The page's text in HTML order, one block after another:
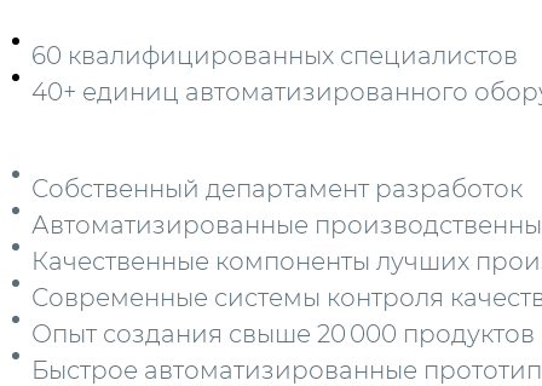
60 квалифицированных специалистов
40+ единиц автоматизированного
Собственный департамент разработок
Автоматизированные
Качественные компоненты лучших
Современные системы контроля
Опыт создания свыше 20 000 продуктов
Быстрое автоматизированные